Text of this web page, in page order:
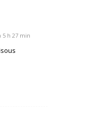
5 h 27 min